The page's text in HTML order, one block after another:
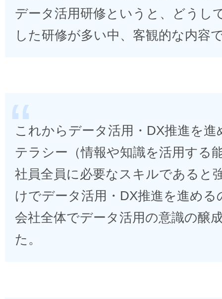
データ活用研修というと、どうし
した研修が多い中、客観的な内容
これからデータ活用・DX推進を
テラシー（情報や知識を活用する
社員全員に必要なスキルであると
けでデータ活用・DX推進を進め
会社全体でデータ活用の意識の醸
た。